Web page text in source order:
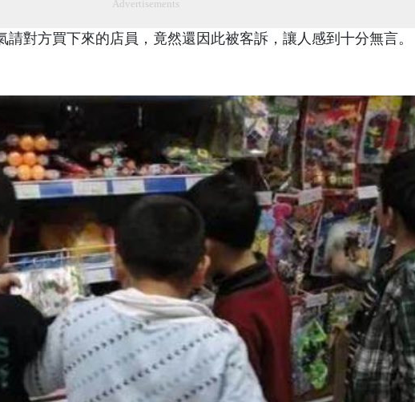
Advertisements
對方買下來的店員，竟然還因此被客訴，讓人感到十分無言。